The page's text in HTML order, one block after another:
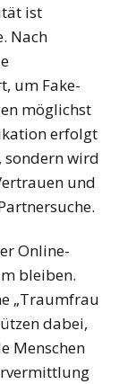
ist
Nach
um Fake-
möglichst
erfolgt
wird
und
Online-
bleiben.
„Traumfrau
dabei,
Menschen